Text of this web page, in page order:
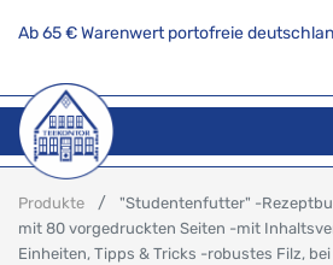
Ab 65 € Warenwert portofreie
Produkte
"Studentenfutter" -
mit 80 vorgedruckten Seiten -mit
Einheiten, Tipps & Tricks -robustes Filz,